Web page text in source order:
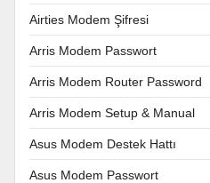
Airties Modem Şifresi
Arris Modem Passwort
Arris Modem Router Password
Arris Modem Setup & Manual
Asus Modem Destek Hattı
Asus Modem Passwort